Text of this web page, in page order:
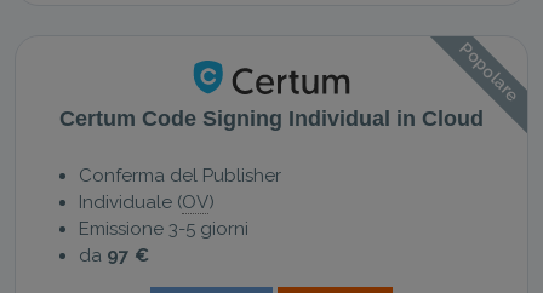
Popolare
Certum Code Signing Individual in Cloud
Conferma del Publisher
Individuale (OV)
Emissione 3-5 giorni
da 97 €